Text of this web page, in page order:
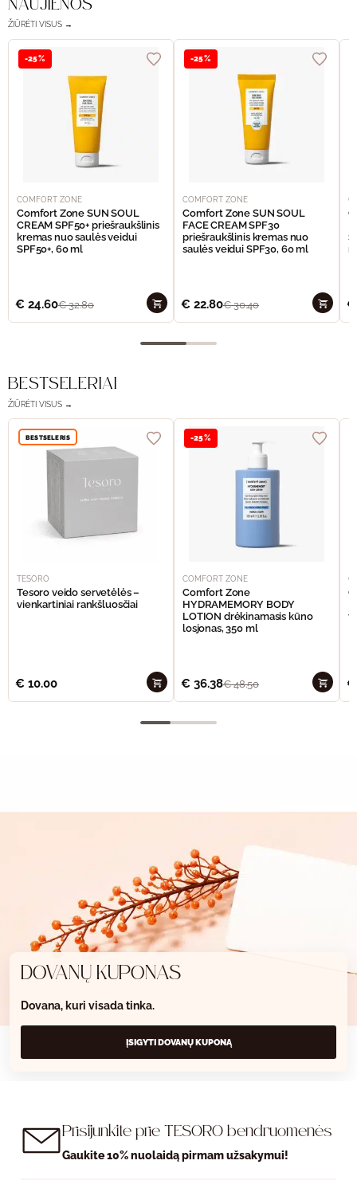
NAUJIENOS
ŽIŪRĖTI VISUS →
-25%
COMFORT ZONE
Comfort Zone SUN SOUL
CREAM SPF50+ priešraukšlinis
kremas nuo saulės veidui
SPF50+, 60 ml
€ 24.60€32.80
-25%
COMFORT ZONE
Comfort Zone SUN SOUL
FACE CREAM SPF30
priešraukšlinis kremas nuo
saulės veidui SPF30, 60 ml
€ 22.80€30.40 €
BESTSELERIAI
ŽIŪRĖTI VISUS →
BESTSELERIS
TESORO
Tesoro veido servetėlės –
vienkartiniai rankšluosčiai
€ 10.00
-25%
COMFORT ZONE
Comfort Zone
HYDRAMEMORY BODY
LOTION drėkinamasis kūno
losjonas, 350 ml
€ 36.38€48.50 €
DOVANŲ KUPONAS
Dovana, kuri visada tinka.
ĮSIGYTI DOVANŲ KUPONĄ
Prisijunkite prie TESORO bendruomenės
Gaukite 10% nuolaidą pirmam užsakymui!